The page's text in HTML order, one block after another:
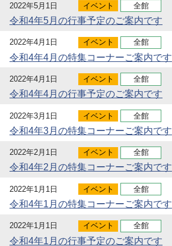
2022年5月1日 イベント 全館
令和4年5月の行事予定のご案内です
2022年4月1日 イベント 全館
令和4年4月の特集コーナーご案内です
2022年4月1日 イベント 全館
令和4年4月の行事予定のご案内です
2022年3月1日 イベント 全館
令和4年3月の特集コーナーご案内です
2022年2月1日 イベント 全館
令和4年2月の特集コーナーご案内です
2022年1月1日 イベント 全館
令和4年1月の特集コーナーご案内です
2022年1月1日 イベント 全館
令和4年1月の行事予定のご案内です